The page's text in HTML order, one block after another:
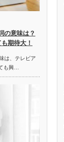
の意味は？
期待大！
は、テレビア
も興…